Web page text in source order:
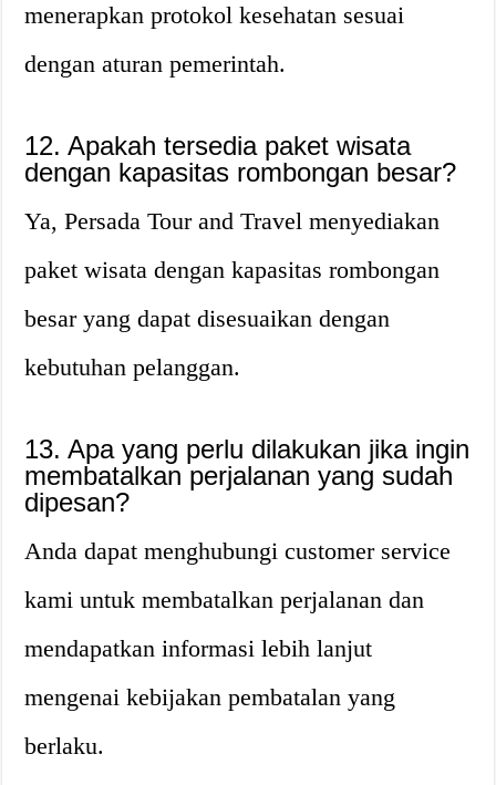
menerapkan protokol kesehatan sesuai
dengan aturan pemerintah.
12. Apakah tersedia paket wisata
dengan kapasitas rombongan besar?
Ya, Persada Tour and Travel menyediakan
paket wisata dengan kapasitas rombongan
besar yang dapat disesuaikan dengan
kebutuhan pelanggan.
13. Apa yang perlu dilakukan jika ingin
membatalkan perjalanan yang sudah
dipesan?
Anda dapat menghubungi customer service
kami untuk membatalkan perjalanan dan
mendapatkan informasi lebih lanjut
mengenai kebijakan pembatalan yang
berlaku.